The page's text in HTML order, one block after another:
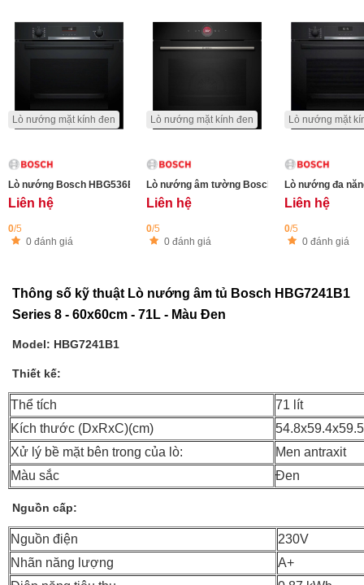
Lò nướng mặt kính đen
Lò nướng Bosch HBG536EB4 Series 6 - Chức năng Air Fry (chiên không
Liên hệ
0/5
0 đánh giá
Lò nướng mặt kính đen
Liên hệ
0/5
0 đánh giá
Lò nướng mặt
Lò nướng đa
Liên hệ
0/5
0 đánh giá
Thông số kỹ thuật Lò nướng âm tủ Bosch HBG7241B1
Series 8 - 60x60cm - 71L - Màu Đen
Model: HBG7241B1
Thiết kế:
Thể tích
71 lít
Kích thước (DxRxC)(cm)
54.8x59.4x59.5
Xử lý bề mặt bên trong của lò:
Men antraxit
Màu sắc
Đen
Nguồn cấp:
Nguồn điện
230V
Nhãn năng lượng
A+